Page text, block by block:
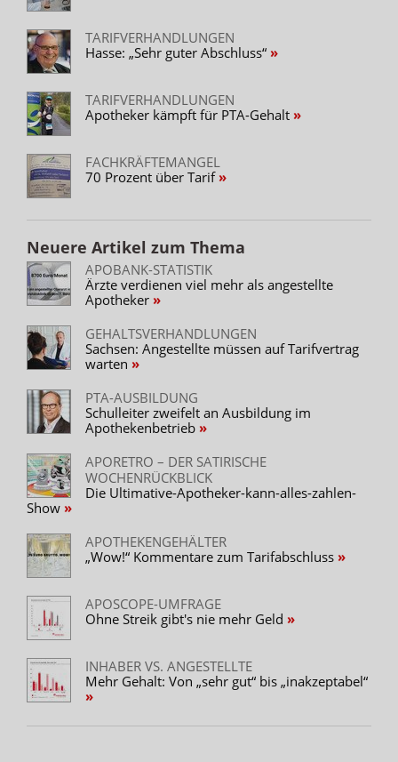
TARIFVERHANDLUNGEN
Hasse: „Sehr guter Abschluss“
TARIFVERHANDLUNGEN
Apotheker kämpft für PTA-Gehalt
FACHKRÄFTEMANGEL
70 Prozent über Tarif
Neuere Artikel zum Thema
APOBANK-STATISTIK
Ärzte verdienen viel mehr als angestellte
Apotheker
GEHALTSVERHANDLUNGEN
Sachsen: Angestellte müssen auf Tarifvertrag
warten
PTA-AUSBILDUNG
Schulleiter zweifelt an Ausbildung im
Apothekenbetrieb
APORETRO – DER SATIRISCHE
WOCHENRÜCKBLICK
Die Ultimative-Apotheker-kann-alles-zahlen-
Show
APOTHEKENGEHÄLTER
„Wow!“ Kommentare zum Tarifabschluss
APOSCOPE-UMFRAGE
Ohne Streik gibt's nie mehr Geld
INHABER VS. ANGESTELLTE
Mehr Gehalt: Von „sehr gut“ bis „inakzeptabel“